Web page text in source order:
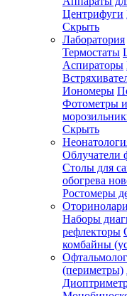
Центрифуги
Скрыть
Лаборатория
Термостаты
Аспираторы
Иономеры
Фотометры
Скрыть
Облучатели
Столы для
обогрева
Ростомеры
Наборы
рефлекторы
комбайны
(периметры)